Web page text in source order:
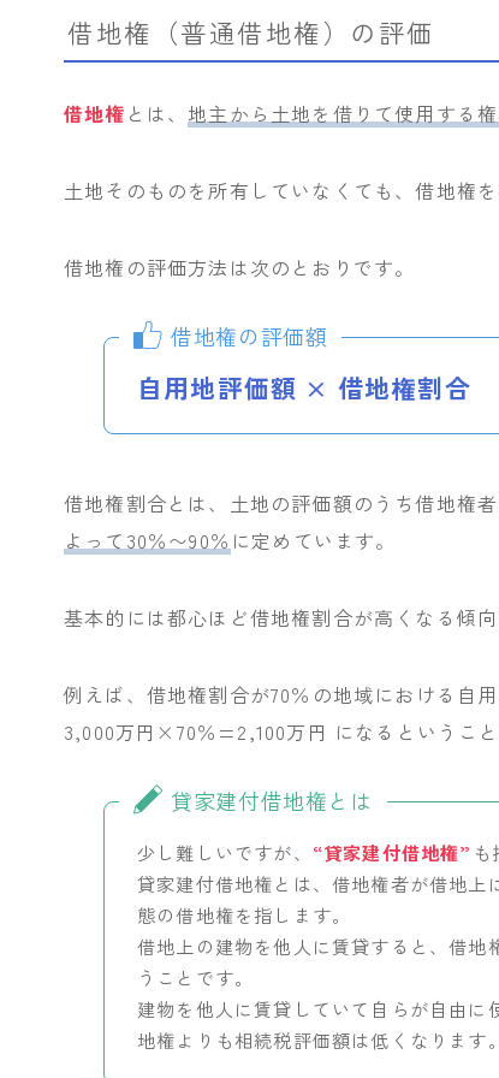
借地権（普通借地権）の評価
借地権 とは、 地主から土地を借りて使用する
土地そのものを所有していなくても、借地権
借地権の評価方法は次のとおりです。
借地権の評価額
自用地評価額 × 借地権割合
借地権割合とは、土地の評価額のうち借地権
よって30％〜90％ に定めています。
基本的には都心ほど借地権割合が高くなる傾向
例えば、借地権割合が70％の地域における自
3,000万円×70％=2,100万円 になるということ
貸家建付借地権とは
少し難しいですが、 “貸家建付借地権” も
貸家建付借地権とは、借地権者が借地
態の借地権を指します。
借地上の建物を他人に賃貸すると、借地
うことです。
建物を他人に賃貸していて自らが自由
地権よりも相続税評価額は低くなります。